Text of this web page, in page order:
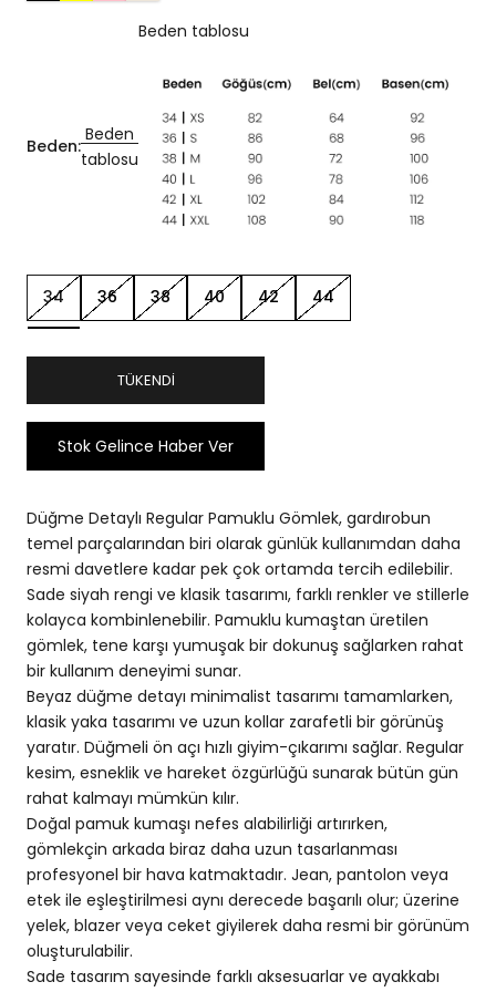
Beden:
Beden
tablosu
Beden tablosu
34 36 38 40 42 44
TÜKENDI
Stok Gelince Haber Ver
Düğme Detaylı Regular Pamuklu Gömlek, gardırobun
temel parçalarından biri olarak günlük kullanımdan daha
resmi davetlere kadar pek çok ortamda tercih edilebilir.
Sade siyah rengi ve klasik tasarımı, farklı renkler ve stillerle
kolayca kombinlenebilir. Pamuklu kumaştan üretilen
gömlek, tene karşı yumuşak bir dokunuş sağlarken rahat
bir kullanım deneyimi sunar.
Beyaz düğme detayı minimalist tasarımı tamamlarken,
klasik yaka tasarımı ve uzun kollar zarafetli bir görünüş
yaratır. Düğmeli ön açı hızlı giyim-çıkarımı sağlar. Regular
kesim, esneklik ve hareket özgürlüğü sunarak bütün gün
rahat kalmayı mümkün kılır.
Doğal pamuk kumaşı nefes alabilirliği artırırken,
gömlekçin arkada biraz daha uzun tasarlanması
profesyonel bir hava katmaktadır. Jean, pantolon veya
etek ile eşleştirilmesi aynı derecede başarılı olur; üzerine
yelek, blazer veya ceket giyilerek daha resmi bir görünüm
oluşturulabilir.
Sade tasarım sayesinde farklı aksesuarlar ve ayakkabı